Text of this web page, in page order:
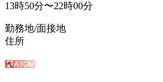
13時50分〜22時00分
勤務地/面接地
住所